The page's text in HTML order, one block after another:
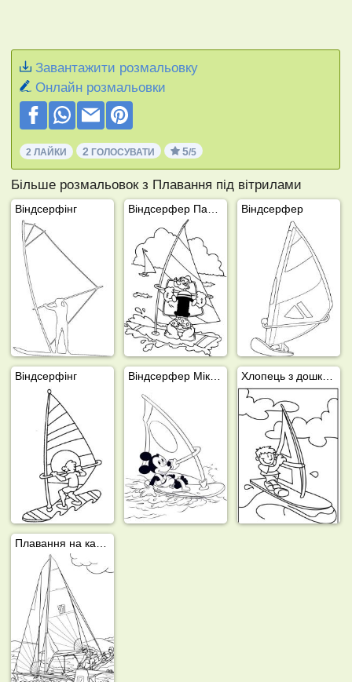
Завантажити розмальовку
Онлайн розмальовки
2 ЛАЙКИ 2 ГОЛОСУВАТИ 5/5
Більше розмальовок з Плавання під вітрилами
Віндсерфінг Віндсерфер
Віндсерфінг